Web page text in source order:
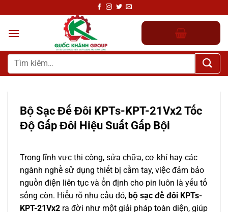
đến
nội
Tìm
kiếm:
Bộ Sạc Đế Đôi KPTs-KPT-21Vx2 Tốc
Độ Gấp Đôi Hiệu Suất Gấp Bội
Trong lĩnh vực thi công, sửa chữa, cơ khí hay các
ngành nghề sử dụng thiết bị cầm tay, việc đảm bảo
nguồn điện liên tục và ổn định cho pin luôn là yếu tố
sống còn. Hiểu rõ nhu cầu đó, bộ sạc đế đôi KPTs-
KPT-21Vx2 ra đời như một giải pháp toàn diện, giúp